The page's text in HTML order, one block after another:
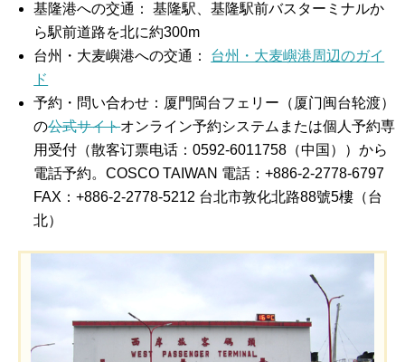
基隆港への交通： 基隆駅、基隆駅前バスターミナルか
ら駅前道路を北に約300m
台州・大麦嶼港への交通： 台州・大麦嶼港周辺のガイ
ド
予約・問い合わせ：厦門閩台フェリー（厦门闽台轮渡）
の公式サイトオンライン予約システムまたは個人予約専
用受付（散客订票电话：0592-6011758（中国））から
電話予約。COSCO TAIWAN 電話：+886-2-2778-6797
FAX：+886-2-2778-5212 台北市敦化北路88號5樓（台
北）